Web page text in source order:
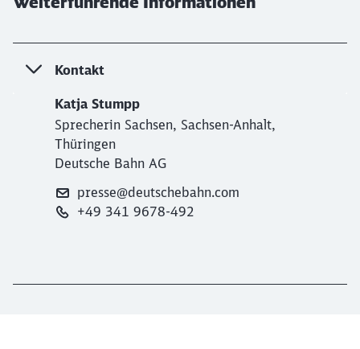
Kontakt
Katja Stumpp
Sprecherin Sachsen, Sachsen-Anhalt,
Thüringen
Deutsche Bahn AG
presse@deutschebahn.com
+49 341 9678-492